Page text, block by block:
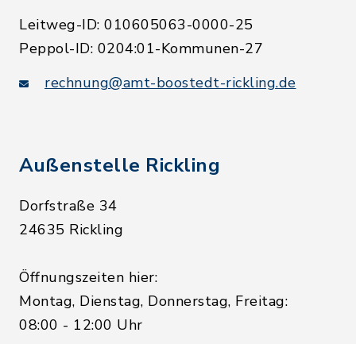
Leitweg-ID: 010605063-0000-25
Peppol-ID: 0204:01-Kommunen-27
rechnung@amt-boostedt-rickling.de
Außenstelle Rickling
Dorfstraße 34
24635 Rickling
Öffnungszeiten hier:
Montag, Dienstag, Donnerstag, Freitag:
08:00 - 12:00 Uhr